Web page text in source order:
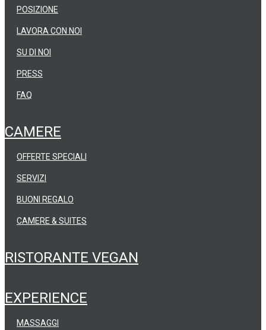
SU DI NOI
PRESS
FAQ
POSIZIONE
LAVORA CON NOI
CAMERE
CAMERE & SUITES
OFFERTE SPECIALI
SERVIZI
BUONI REGALO
RISTORANTE VEGAN
EXPERIENCE
MASSAGGI